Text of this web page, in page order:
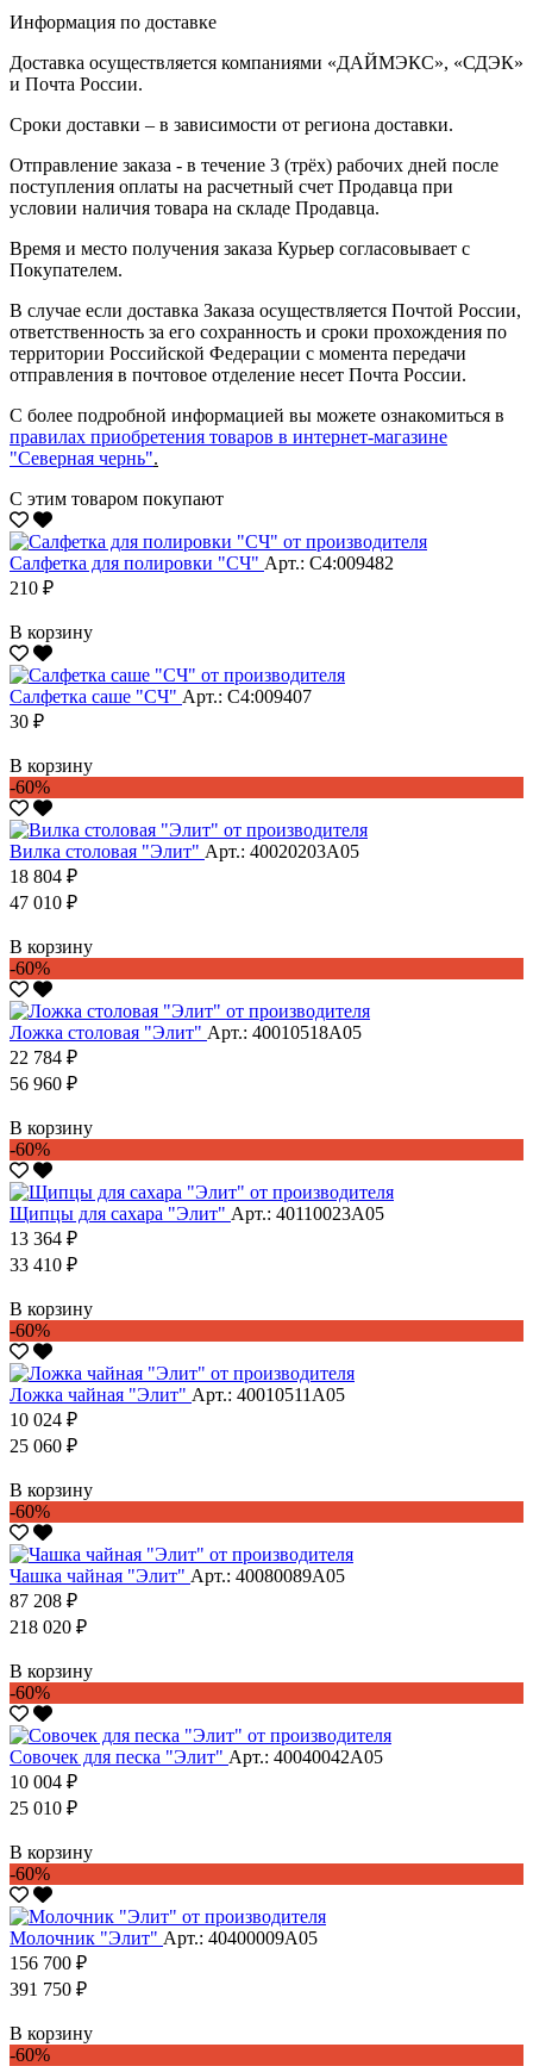
Информация по доставке
Доставка осуществляется компаниями «ДАЙМЭКС», «СДЭК»
и Почта России.
Сроки доставки – в зависимости от региона доставки.
Отправление заказа - в течение 3 (трёх) рабочих дней после
поступления оплаты на расчетный счет Продавца при
условии наличия товара на складе Продавца.
Время и место получения заказа Курьер согласовывает с
Покупателем.
В случае если доставка Заказа осуществляется Почтой России,
ответственность за его сохранность и сроки прохождения по
территории Российской Федерации с момента передачи
отправления в почтовое отделение несет Почта России.
С более подробной информацией вы можете ознакомиться в
правилах приобретения товаров в интернет-магазине
"Северная чернь".
С этим товаром покупают
Салфетка для полировки "CЧ" Арт.: С4:009482
210 ₽
В корзину
Салфетка саше "CЧ" Арт.: С4:009407
30 ₽
В корзину
-60%
Вилка столовая "Элит" Арт.: 40020203А05
18 804 ₽
47 010 ₽
В корзину
-60%
Ложка столовая "Элит" Арт.: 40010518А05
22 784 ₽
56 960 ₽
В корзину
-60%
Щипцы для сахара "Элит" Арт.: 40110023А05
13 364 ₽
33 410 ₽
В корзину
-60%
Ложка чайная "Элит" Арт.: 40010511А05
10 024 ₽
25 060 ₽
В корзину
-60%
Чашка чайная "Элит" Арт.: 40080089А05
87 208 ₽
218 020 ₽
В корзину
-60%
Совочек для песка "Элит" Арт.: 40040042А05
10 004 ₽
25 010 ₽
В корзину
-60%
Молочник "Элит" Арт.: 40400009А05
156 700 ₽
391 750 ₽
В корзину
-60%